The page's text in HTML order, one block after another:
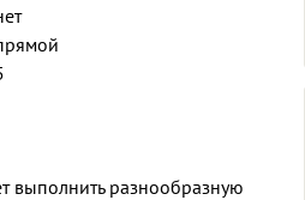
выполнить разнообразную